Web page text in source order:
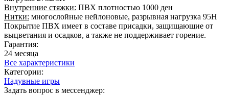
Внутренние стяжки: ПВХ плотностью 1000 ден
Нитки: многослойные нейлоновые, разрывная нагрузка 95Н
Покрытие ПВХ имеет в составе присадки, защищающие от
выцветания и осадков, а также не поддерживает горение.
Гарантия:
24 месяца
Все характеристики
Категории:
Надувные игры
Задать вопрос в мессенджер: